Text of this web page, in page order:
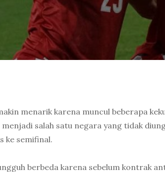
menarik karena muncul beberapa
salah satu negara yang tidak
ke semifinal.
berbeda karena sebelum kontrak